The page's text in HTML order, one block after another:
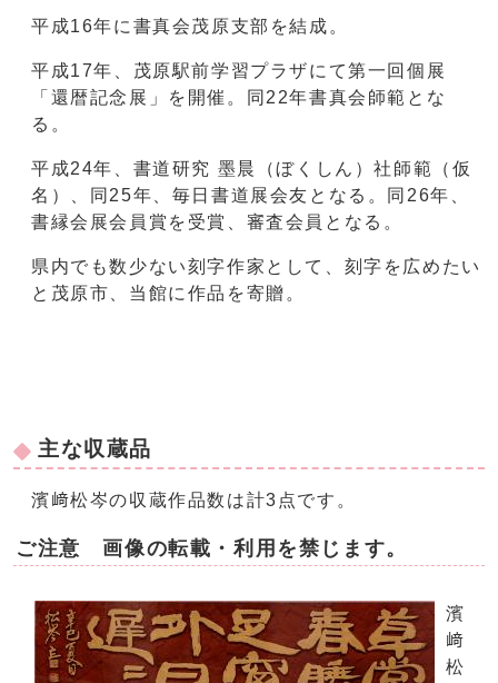
平成16年に書真会茂原支部を結成。
平成17年、茂原駅前学習プラザにて第一回個展
「還暦記念展」を開催。同22年書真会師範とな
る。
平成24年、書道研究 墨晨（ぼくしん）社師範（仮
名）、同25年、毎日書道展会友となる。同26年、
書縁会展会員賞を受賞、審査会員となる。
県内でも数少ない刻字作家として、刻字を広めたい
と茂原市、当館に作品を寄贈。
主な収蔵品
濱﨑松岑の収蔵作品数は計3点です。
ご注意 画像の転載・利用を禁じます。
濱
﨑
松